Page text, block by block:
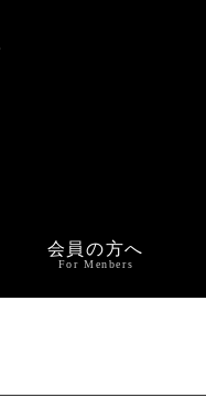
会員の方へ
For Menbers